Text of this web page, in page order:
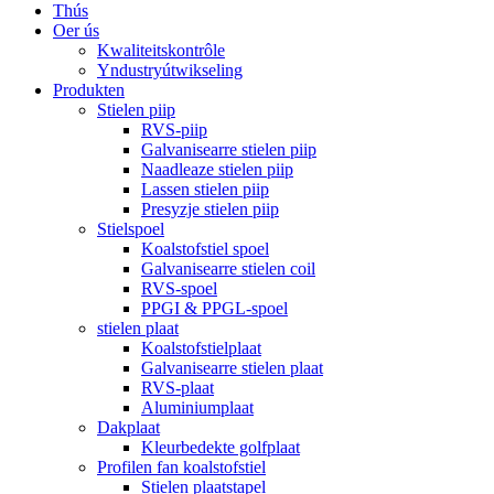
Thús
Oer ús
Kwaliteitskontrôle
Yndustryútwikseling
Produkten
Stielen piip
RVS-piip
Galvanisearre stielen piip
Naadleaze stielen piip
Lassen stielen piip
Presyzje stielen piip
Stielspoel
Koalstofstiel spoel
Galvanisearre stielen coil
RVS-spoel
PPGI & PPGL-spoel
stielen plaat
Koalstofstielplaat
Galvanisearre stielen plaat
RVS-plaat
Aluminiumplaat
Dakplaat
Kleurbedekte golfplaat
Profilen fan koalstofstiel
Stielen plaatstapel